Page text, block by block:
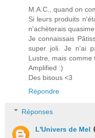
M.A.C., quand on
Si leurs produits
n'achèterais
Je connaissais
super joli. Je n'ai
Lustre, mais comme
Amplified :)
Des bisous <3
Répondre
Réponses
L'Univers de Mel